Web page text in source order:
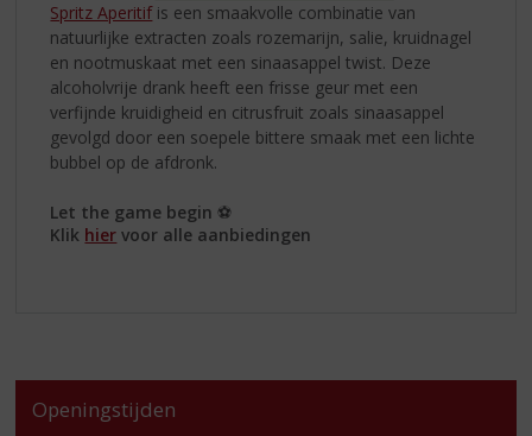
Spritz Aperitifis een smaakvolle combinatie van
natuurlijke extracten zoals rozemarijn, salie, kruidnagel
en nootmuskaat met een sinaasappel twist. Deze
alcoholvrije drank heeft een frisse geur met een
verfijnde kruidigheid en citrusfruit zoals sinaasappel
gevolgd door een soepele bittere smaak met een lichte
bubbel op de afdronk.
Let the game begin ⚽
Klik hier voor alle aanbiedingen
Openingstijden